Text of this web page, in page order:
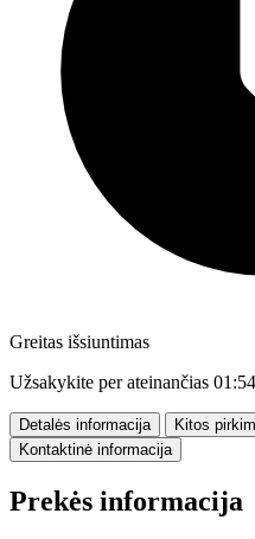
Greitas išsiuntimas
Užsakykite per ateinančias
Detalės informacija
Kitos
Kontaktinė informacija
Prekės informacija